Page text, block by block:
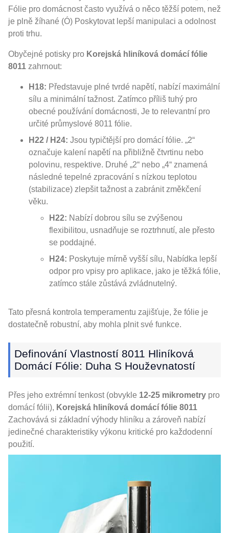
Fólie pro domácnost často využívá o něco těžší potem, než
je plně žíhané (Ó) Poskytovat lepší manipulaci a odolnost
proti trhu.
Obyčejné potisky pro Korejská hliníková domácí fólie
8011 zahrnout:
H18: Představuje plné tvrdé napětí, nabízí maximální
sílu a minimální tažnost. Zatímco příliš tuhý pro
obecné používání domácnosti, Je to relevantní pro
určité průmyslové 8011 fólie.
H22 / H24: Jsou typičtější pro domácí fólie. „2“
označuje kalení napětí na přibližně čtvrtinu nebo
polovinu, respektive. Druhé „2“ nebo „4“ znamená
následné tepelné zpracování s nízkou teplotou
(stabilizace) zlepšit tažnost a zabránit změkčení
věku.
H22: Nabízí dobrou sílu se zvýšenou
flexibilitou, usnadňuje se roztrhnutí, ale přesto
se poddajné.
H24: Poskytuje mírně vyšší sílu, Nabídka lepší
odpor pro vpisy pro aplikace, jako je těžká fólie,
zatímco stále zůstává zvládnutelný.
Tato přesná kontrola temperamentu zajišťuje, že fólie je
dostatečně robustní, aby mohla plnit své funkce.
Definování Vlastností 8011 Hliníková
Domácí Fólie: Duha S Houževnatostí
Přes jeho extrémní tenkost (obvykle 12-25 mikrometry pro
domácí fólii), Korejská hliníková domácí fólie 8011
Zachovává si základní výhody hliníku a zároveň nabízí
jedinečné charakteristiky výkonu kritické pro každodenní
použití.